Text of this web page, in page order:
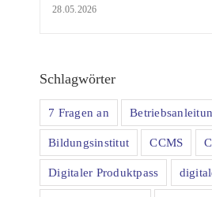
28.05.2026
Schlagwörter
7 Fragen an
Bildungsinstitut CCMS
Digitaler Produktpass